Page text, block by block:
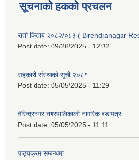
सूचनाको हकको प्रचलन
रातो किताब २०८२/०८३ ( Birendranagar
Post date: 09/26/2025 - 12:32
सहकारी संस्थाको सूची २०८१
Post date: 05/05/2025 - 11:29
वीरेन्द्रनगर नगरपालिकाको नागरिक बडापत्र
Post date: 05/05/2025 - 11:11
पाठ्यक्रम सम्बन्धमा